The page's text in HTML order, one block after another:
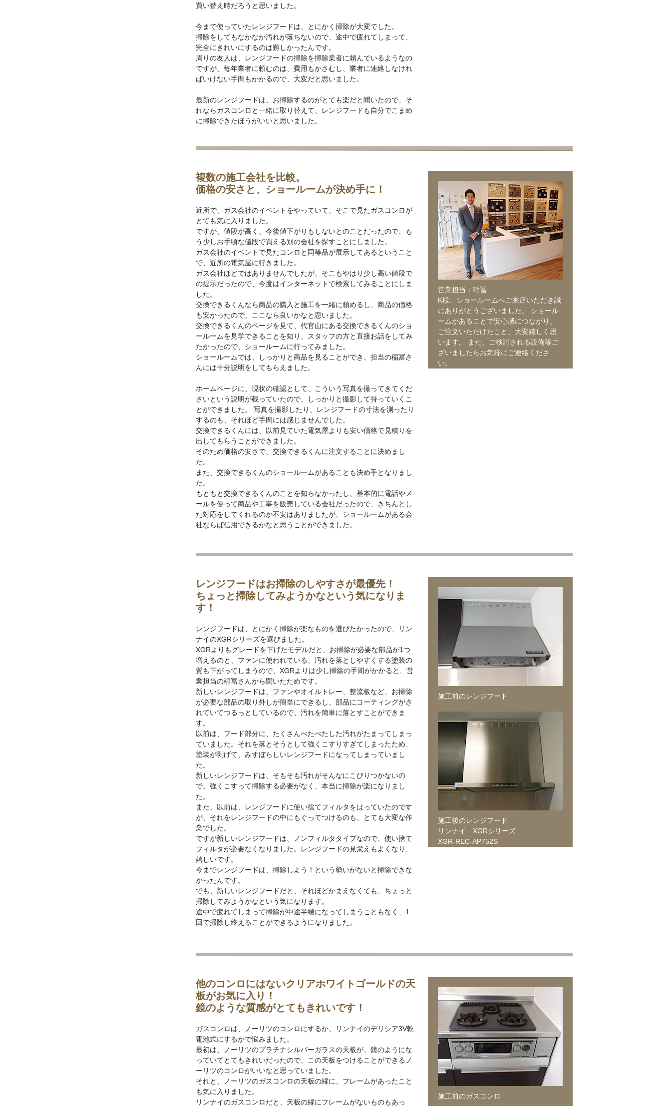
買い替え時だろうと思いました。
今まで使っていたレンジフードは、とにかく掃除が大変でした。
掃除をしてもなかなか汚れが落ちないので、途中で疲れてしまって、
完全にきれいにするのは難しかったんです。
周りの友人は、レンジフードの掃除を掃除業者に頼んでいるようなの
ですが、毎年業者に頼むのは、費用もかさむし、業者に連絡しなけれ
ばいけない手間もかかるので、大変だと思いました。
最新のレンジフードは、お掃除するのがとても楽だと聞いたので、そ
れならガスコンロと一緒に取り替えて、レンジフードも自分でこまめ
に掃除できたほうがいいと思いました。
複数の施工会社を比較。
価格の安さと、ショールームが決め手に！
近所で、ガス会社のイベントをやっていて、そこで見たガスコンロが
とても気に入りました。
ですが、値段が高く、今後値下がりもしないとのことだったので、も
う少しお手頃な値段で買える別の会社を探すことにしました。
ガス会社のイベントで見たコンロと同等品が展示してあるということ
で、近所の電気屋に行きました。
ガス会社ほどではありませんでしたが、そこもやはり少し高い値段で
の提示だったので、今度はインターネットで検索してみることにしま
した。
交換できるくんなら商品の購入と施工を一緒に頼めるし、商品の価格
も安かったので、ここなら良いかなと思いました。
交換できるくんのページを見て、代官山にある交換できるくんのショ
ールームを見学できることを知り、スタッフの方と直接お話をしてみ
たかったので、ショールームに行ってみました。
ショールームでは、しっかりと商品を見ることができ、担当の稲冨さ
んには十分説明をしてもらえました。
ホームページに、現状の確認として、こういう写真を撮ってきてくだ
さいという説明が載っていたので、しっかりと撮影して持っていくこ
とができました。 写真を撮影したり、レンジフードの寸法を測ったり
するのも、それほど手間には感じませんでした。
交換できるくんには、以前見ていた電気屋よりも安い価格で見積りを
出してもらうことができました。
そのため価格の安さで、交換できるくんに注文することに決めまし
た。
また、交換できるくんのショールームがあることも決め手となりまし
た。
もともと交換できるくんのことを知らなかったし、基本的に電話やメ
ールを使って商品や工事を販売している会社だったので、きちんとし
た対応をしてくれるのか不安はありましたが、ショールームがある会
社ならば信用できるかなと思うことができました。
営業担当：稲冨
K様、ショールームへご来店いただき誠
にありがとうございました。 ショール
ームがあることで安心感につながり、
ご注文いただけたこと、大変嬉しく思
います。 また、ご検討される設備等ご
ざいましたらお気軽にご連絡くださ
い。
レンジフードはお掃除のしやすさが最優先！
ちょっと掃除してみようかなという気になりま
す！
レンジフードは、とにかく掃除が楽なものを選びたかったので、リン
ナイのXGRシリーズを選びました。
XGRよりもグレードを下げたモデルだと、お掃除が必要な部品が1つ
増えるのと、ファンに使われている、汚れを落としやすくする塗装の
質も下がってしまうので、XGRよりは少し掃除の手間がかかると、営
業担当の稲冨さんから聞いたためです。
新しいレンジフードは、ファンやオイルトレー、整流板など、お掃除
が必要な部品の取り外しが簡単にできるし、部品にコーティングがさ
れていてつるっとしているので、汚れを簡単に落とすことができま
す。
以前は、フード部分に、たくさんべたべたした汚れがたまってしまっ
ていました。それを落とそうとして強くこすりすぎてしまったため、
塗装が剥げて、みすぼらしいレンジフードになってしまっていまし
た。
新しいレンジフードは、そもそも汚れがそんなにこびりつかないの
で、強くこすって掃除する必要がなく、本当に掃除が楽になりまし
た。
また、以前は、レンジフードに使い捨てフィルタをはっていたのです
が、それをレンジフードの中にもぐってつけるのも、とても大変な作
業でした。
ですが新しいレンジフードは、ノンフィルタタイプなので、使い捨て
フィルタが必要なくなりました。レンジフードの見栄えもよくなり、
嬉しいです。
今までレンジフードは、掃除しよう！という勢いがないと掃除できな
かったんです。
でも、新しいレンジフードだと、それほどかまえなくても、ちょっと
掃除してみようかなという気になります。
途中で疲れてしまって掃除が中途半端になってしまうこともなく、1
回で掃除し終えることができるようになりました。
施工前のレンジフード
施工後のレンジフード
リンナイ XGRシリーズ
XGR-REC-AP752S
他のコンロにはないクリアホワイトゴールドの天
板がお気に入り！
鏡のような質感がとてもきれいです！
ガスコンロは、ノーリツのコンロにするか、リンナイのデリシア3V乾
電池式にするかで悩みました。
最初は、ノーリツのプラチナシルバーガラスの天板が、鏡のようにな
っていてとてもきれいだったので、この天板をつけることができるノ
ーリツのコンロがいいなと思っていました。
それと、ノーリツのガスコンロの天板の縁に、フレームがあったこと
も気に入りました。
リンナイのガスコンロだと、天板の縁にフレームがないものもあっ
施工前のガスコンロ